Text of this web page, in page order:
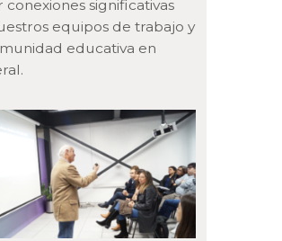
conexiones significativas
equipos de trabajo y
educativa en